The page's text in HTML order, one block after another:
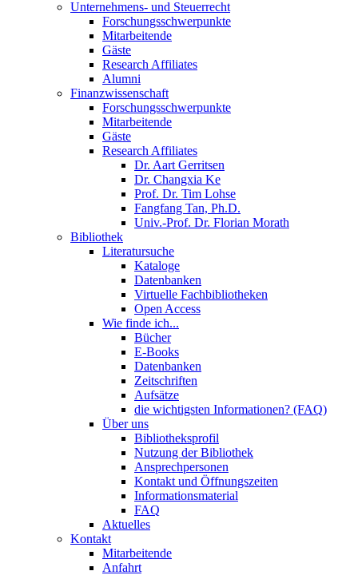
Unternehmens- und Steuerrecht
Forschungsschwerpunkte
Mitarbeitende
Gäste
Research Affiliates
Alumni
Finanzwissenschaft
Forschungsschwerpunkte
Mitarbeitende
Gäste
Research Affiliates
Dr. Aart Gerritsen
Dr. Changxia Ke
Prof. Dr. Tim Lohse
Fangfang Tan, Ph.D.
Univ.-Prof. Dr. Florian Morath
Bibliothek
Literatursuche
Kataloge
Datenbanken
Virtuelle Fachbibliotheken
Open Access
Wie finde ich...
Bücher
E-Books
Datenbanken
Zeitschriften
Aufsätze
die wichtigsten Informationen? (FAQ)
Über uns
Bibliotheksprofil
Nutzung der Bibliothek
Ansprechpersonen
Kontakt und Öffnungszeiten
Informationsmaterial
FAQ
Aktuelles
Kontakt
Mitarbeitende
Anfahrt